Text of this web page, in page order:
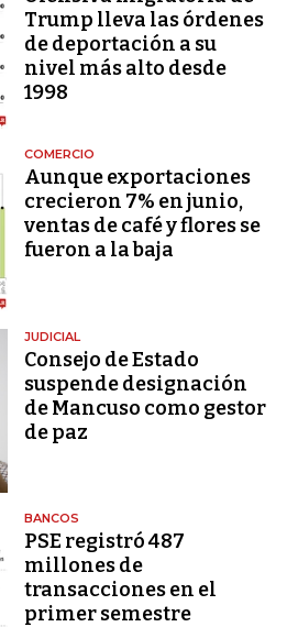
Trump lleva las órdenes
de deportación a su
nivel más alto desde
1998
COMERCIO
Aunque exportaciones
crecieron 7% en junio,
ventas de café y flores se
fueron a la baja
JUDICIAL
Consejo de Estado
suspende designación
de Mancuso como gestor
de paz
BANCOS
PSE registró 487
millones de
transacciones en el
primer semestre